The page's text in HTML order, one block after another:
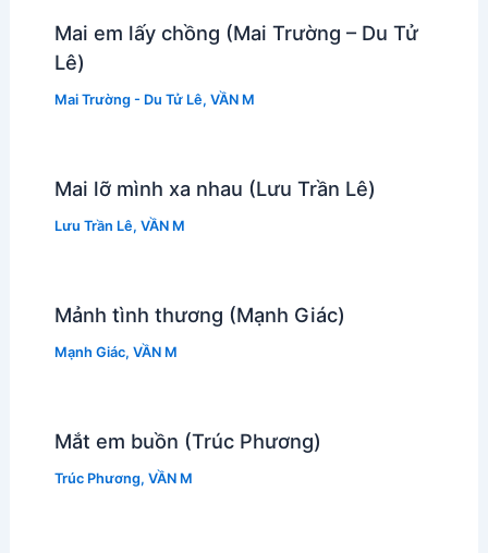
Mai em lấy chồng (Mai Trường – Du Tử
Lê)
Mai Trường - Du Tử Lê, VẦN M
Mai lỡ mình xa nhau (Lưu Trần Lê)
Lưu Trần Lê, VẦN M
Mảnh tình thương (Mạnh Giác)
Mạnh Giác, VẦN M
Mắt em buồn (Trúc Phương)
Trúc Phương, VẦN M